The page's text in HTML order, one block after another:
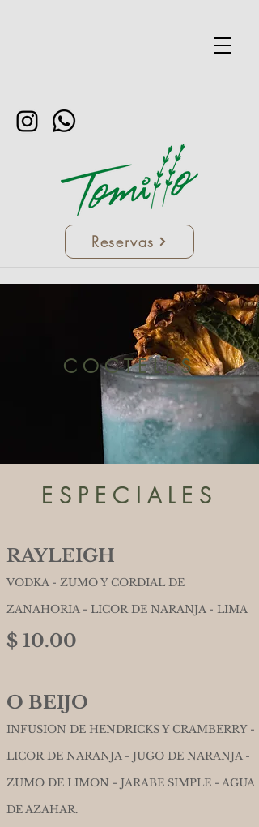
Reservas
COCTELES
ESPECIALES
RAYLEIGH
VODKA - ZUMO Y CORDIAL DE
ZANAHORIA - LICOR DE NARANJA - LIMA
$ 10.00
O BEIJO
INFUSION DE HENDRICKS Y CRAMBERRY -
LICOR DE NARANJA - JUGO DE NARANJA -
ZUMO DE LIMON - JARABE SIMPLE - AGUA
DE AZAHAR.